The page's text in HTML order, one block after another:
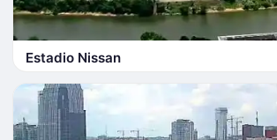
Estadio Nissan